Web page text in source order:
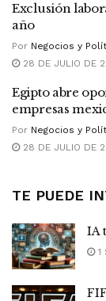
Exclusión
año
Por Negocios y
28 DE JULIO DE
Egipto abre
empresas
Por Negocios y
28 DE JULIO DE
TE PUEDE
IA
1